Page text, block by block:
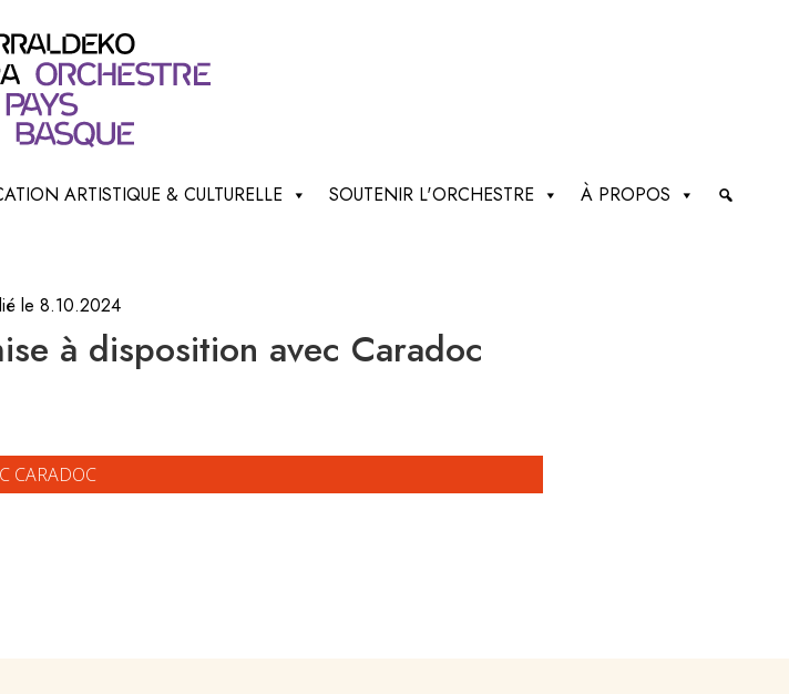
ARTISTIQUE & CULTURELLE SOUTENIR L'ORCHESTRE À PROPOS
le 8.10.2024
à disposition avec Caradoc
CARADOC